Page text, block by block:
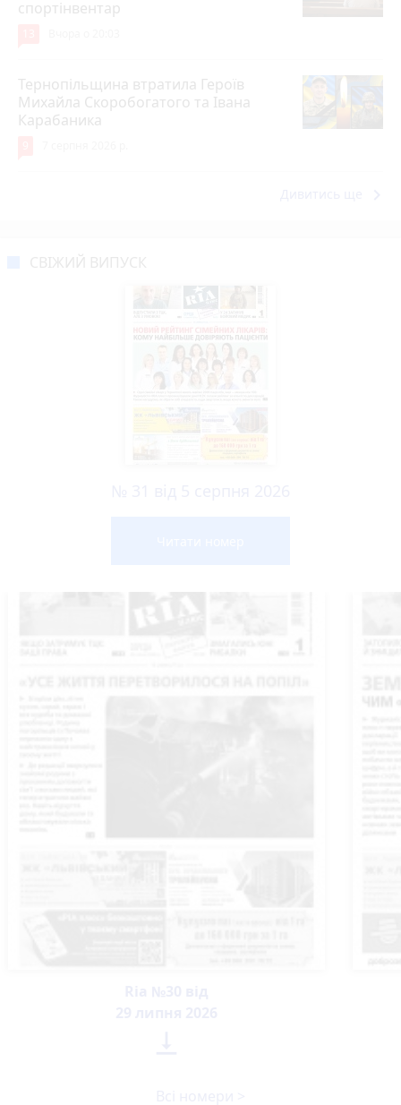
спортінвентар
Тернопільщина втратила Героїв
Михайла Скоробогатого та Івана
Карабаника